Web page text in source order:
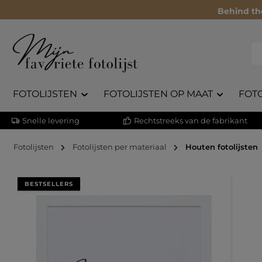
Behind
FOTOLIJSTEN FOTOLIJSTEN OP MAAT
Snelle levering Rechtstreeks van de fabrikant
Fotolijsten Fotolijsten per materiaal Houten fotolijsten
Afbeeldingengalerij overslaan
BESTSELLERS